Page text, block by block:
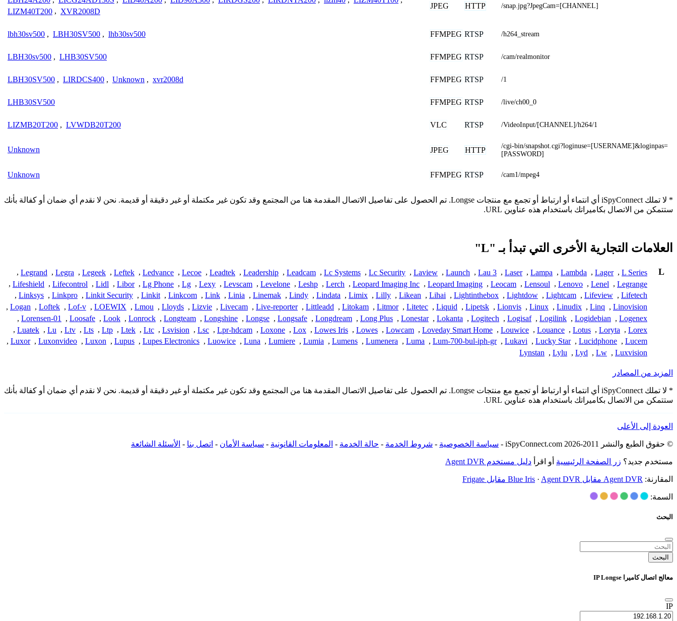
LIZM40T200 , XVR2008D
JPEG HTTP /snap.jpg?JpegCam=[CHANNEL]
lbh30sv500 , LBH30SV500 , lhb30sv500 FFMPEG RTSP /h264_stream
LBH30sv500 , LHB30SV500 FFMPEG RTSP /cam/realmonitor
LBH30SV500 , LIRDCS400 , Unknown , xvr2008d FFMPEG RTSP /1
LHB30SV500 FFMPEG RTSP /live/ch00_0
LIZMB20T200 , LVWDB20T200 VLC RTSP /VideoInput/[CHANNEL]/h264/1
Unknown JPEG HTTP
/cgi-bin/snapshot.cgi?loginuse=[USERNAME]&loginpas=
[PASSWORD]
Unknown FFMPEG RTSP /cam1/mpeg4
* لا تملك iSpyConnect أي انتماء أو ارتباط أو تجمع مع منتجات Longse. تم الحصول على تفاصيل الاتصال المقدمة هنا من المجتمع وقد تكون غير مكتملة أو غير دقيقة أو قديمة. نحن لا نقدم أي ضمان أو كفالة بأنك
ستتمكن من الاتصال بكاميراتك باستخدام هذه عناوين URL.
العلامات التجارية الأخرى التي تبدأ بـ "L"
L
L Series
,
Lager
,
Lambda
,
Lampa
,
Laser
,
Lau 3
,
Launch
,
Laview
,
Lc Security
,
Lc Systems
,
Leadcam
,
Leadership
,
Leadtek
,
Lecoe
,
Ledvance
,
Leftek
,
Legeek
,
Legra
,
Legrand
,
Legrange
,
Lenel
,
Lenovo
,
Lensoul
,
Leocam
,
Leopard Imaging
,
Leopard Imaging Inc
,
Lerch
,
Leshp
,
Levelone
,
Levscam
,
Lexy
,
Lg
,
Lg Phone
,
Libor
,
Lidl
,
Lifecontrol
,
Lifeshield
,
Lifetech
,
Lifeview
,
Lightcam
,
Lightdow
,
Lightinthebox
,
Lihai
,
Likean
,
Lilly
,
Limix
,
Lindata
,
Lindy
,
Linemak
,
Linia
,
Link
,
Linkcom
,
Linkit
,
Linkit Security
,
Linkpro
,
Linksys
,
Linovision
,
Linq
,
Linudix
,
Linux
,
Lionvis
,
Lipetsk
,
Liquid
,
Litetec
,
Litmor
,
Litokam
,
Littleadd
,
Live-reporter
,
Livecam
,
Lizvie
,
Lloyds
,
Lmou
,
LOEWIX
,
Lof-v
,
Loftek
,
Logan
,
Logenex
,
Logidebian
,
Logilink
,
Logisaf
,
Logitech
,
Lokanta
,
Lonestar
,
Long Plus
,
Longdream
,
Longsafe
,
Longse
,
Longshine
,
Longteam
,
Lonrock
,
Look
,
Loosafe
,
Lorensen-01
,
Lorex
,
Loryta
,
Lotus
,
Louance
,
Louwice
,
Loveday Smart Home
,
Lowcam
,
Lowes
,
Lowes Iris
,
Lox
,
Loxone
,
Lpr-hdcam
,
Lsc
,
Lsvision
,
Ltc
,
Ltek
,
Ltp
,
Lts
,
Ltv
,
Lu
,
Luatek
,
Lucem
,
Lucidphone
,
Lucky Star
,
Lukavi
,
Lum-700-bul-iph-gr
,
Luma
,
Lumenera
,
Lumens
,
Lumia
,
Lumiere
,
Luna
,
Luowice
,
Lupes Electronics
,
Lupus
,
Luxon
,
Luxonvideo
,
Luxor
,
Luxvision
,
Lw
,
Lyd
,
Lylu
,
Lynstan
المزيد من المصادر
* لا تملك iSpyConnect أي انتماء أو ارتباط أو تجمع مع منتجات Longse. تم الحصول على تفاصيل الاتصال المقدمة هنا من المجتمع وقد تكون غير مكتملة أو غير دقيقة أو قديمة. نحن لا نقدم أي ضمان أو كفالة بأنك
ستتمكن من الاتصال بكاميراتك باستخدام هذه عناوين URL.
العودة إلى الأعلى
© حقوق الطبع والنشر 2011-2026 iSpyConnect.com - سياسة الخصوصية - شروط الخدمة - حالة الخدمة - المعلومات القانونية - سياسة الأمان - اتصل بنا - الأسئلة الشائعة
مستخدم جديد؟ زر الصفحة الرئيسية أو اقرأ دليل مستخدم Agent DVR
المقارنة: Agent DVR مقابل Blue Iris · Agent DVR مقابل Frigate
السمة:
البحث
البحث
معالج اتصال كاميرا IP Longse
IP